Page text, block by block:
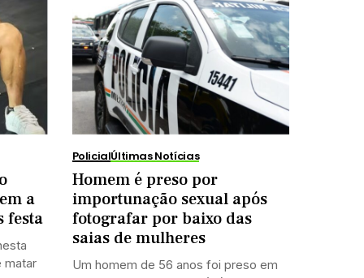
a
festa
matar
PolicialÚltimas Notícias
Homem é preso por
importunação sexual após
fotografar por baixo das
saias de mulheres
Um homem de 56 anos foi preso em